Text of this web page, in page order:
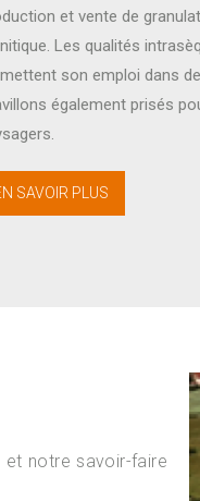
et vente de
Les qualités
son emploi dans
également prisés
SAVOIR PLUS
notre savoir-faire